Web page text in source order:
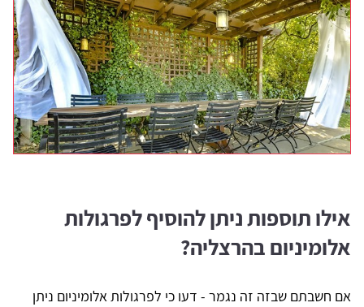
אילו תוספות ניתן להוסיף לפרגולות
אלומיניום בהרצליה?
אם חשבתם שבזה זה נגמר - דעו כי לפרגולות אלומיניום ניתן